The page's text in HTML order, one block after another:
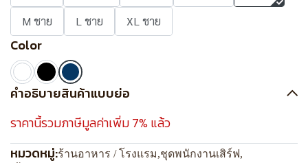
M ชาย
L ชาย XL ชาย
Color
คำอธิบายสินค้าแบบย่อ
ราคานี้รวมภาษีมูลค่าเพิ่ม 7% แล้ว
หมวดหมู่:ร้านอาหาร / โรงแรม,ชุดพนักงานเสิร์ฟ,